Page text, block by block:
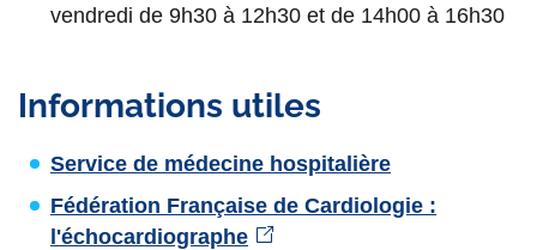
vendredi de 9h30 à 12h30 et de 14h00 à 16h30
Informations utiles
Service de médecine hospitalière
Fédération Française de Cardiologie :
l'échocardiographe